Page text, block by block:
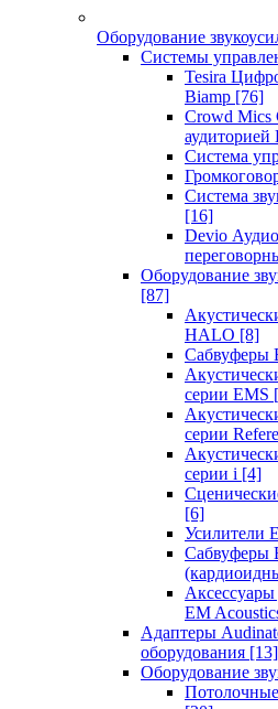
Оборудование
Системы
Tesira
Biamp [76]
Crowd Mics
аудиторией
Система
Система
[16]
Devio
Оборудование
[87]
HALO [8]
Сабвуферы
серии EMS
серии
серии i [4]
[6]
Усилители
Сабвуферы
Аксессуары
EM
Адаптеры
оборудования [13]
Оборудование
Потолочные